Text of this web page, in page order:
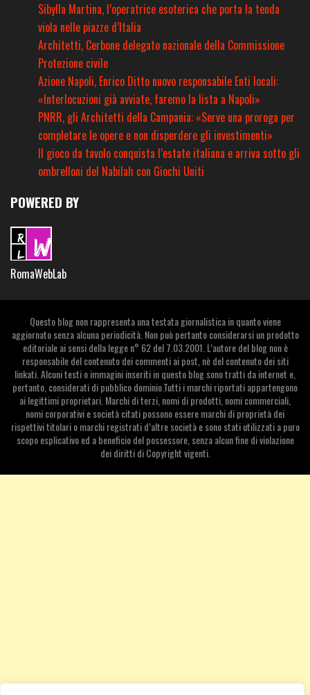
Sibylla Martina, l’operatrice esoterica che porta la tenda
viola nelle piazze d’Italia
Architetti, Cerbone delegato nazionale della Commissione
Protezione civile
Azione Napoli, Enrico Ditto nuovo responsabile Enti locali:
«Interlocuzioni già avviate, faremo la lista a Napoli»
PNRR, gli Architetti della Campania: «Serve una proroga per
completare le opere e non disperdere gli investimenti»
Il gioco da tavolo conquista l’estate italiana e arriva sotto gli
ombrelloni del Nabilah con Giochi Uniti
POWERED BY
RomaWebLab
Questo blog non rappresenta una testata giornalistica in quanto viene
aggiornato senza alcuna periodicità. Non può pertanto considerarsi un prodotto
editoriale ai sensi della legge n° 62 del 7.03.2001. L’autore del blog non è
responsabile del contenuto dei commenti ai post, nè del contenuto dei siti
linkati. Alcuni testi o immagini inseriti in questo blog sono tratti da internet e,
pertanto, considerati di pubblico dominio.Tutti i marchi riportati appartengono
ai legittimi proprietari. Marchi di terzi, nomi di prodotti, nomi commerciali,
nomi corporativi e società citati possono essere marchi di proprietà dei
rispettivi titolari o marchi registrati d’altre società e sono stati utilizzati a puro
scopo esplicativo ed a beneficio del possessore, senza alcun fine di violazione
dei diritti di Copyright vigenti.